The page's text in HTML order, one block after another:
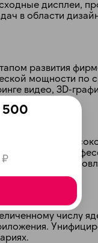
дисплеи,
в области
развития
мощности по
видео, 3D-
отличаются
для
частотой
числу
раз в 2 недели
500
₽